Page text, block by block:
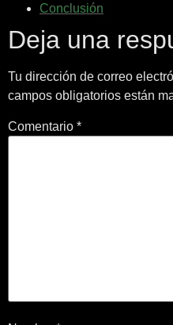
Conclusión
Deja una
Tu dirección de correo
campos obligatorios están
Comentario *